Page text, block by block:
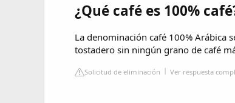
¿Qué café es 100%
La denominación café 100% Arábica
tostadero sin ningún grano de café
Solicitud de eliminación Ver respuesta